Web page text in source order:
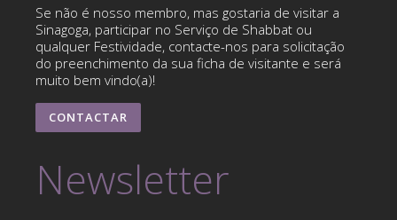
Se não é nosso membro, mas gostaria de visitar a
Sinagoga, participar no Serviço de Shabbat ou
qualquer Festividade, contacte-nos para solicitação
do preenchimento da sua ficha de visitante e será
muito bem vindo(a)!
CONTACTAR
Newsletter